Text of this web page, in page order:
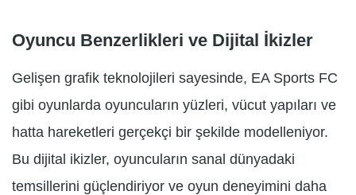
Oyuncu Benzerlikleri ve Dijital İkizler
Gelişen grafik teknolojileri sayesinde, EA Sports FC
gibi oyunlarda oyuncuların yüzleri, vücut yapıları ve
hatta hareketleri gerçekçi bir şekilde modelleniyor.
Bu dijital ikizler, oyuncuların sanal dünyadaki
temsillerini güçlendiriyor ve oyun deneyimini daha